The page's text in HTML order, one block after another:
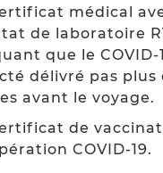
médical
de laboratoire
que le COVID-
délivré pas plus
avant le voyage.
de
COVID-19.